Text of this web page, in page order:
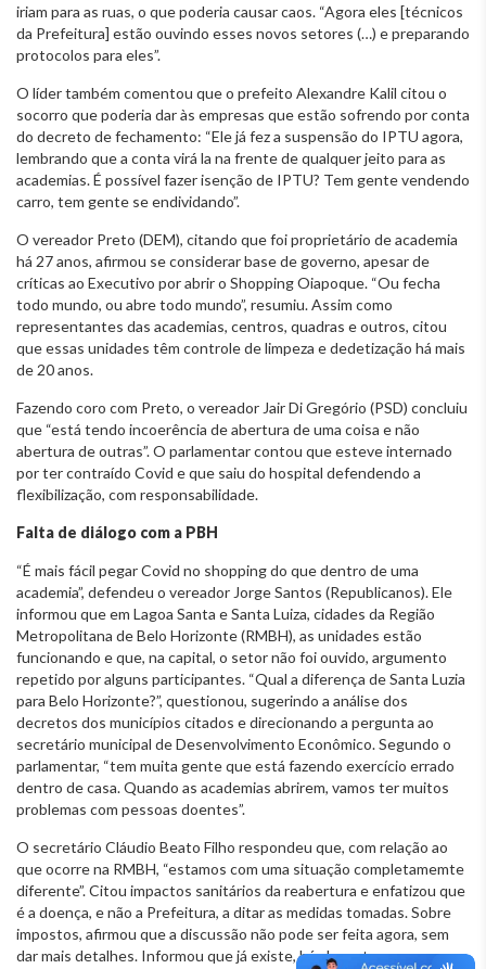
iriam para as ruas, o que poderia causar caos. “Agora eles [técnicos
da Prefeitura] estão ouvindo esses novos setores (…) e preparando
protocolos para eles”.
O líder também comentou que o prefeito Alexandre Kalil citou o
socorro que poderia dar às empresas que estão sofrendo por conta
do decreto de fechamento: “Ele já fez a suspensão do IPTU agora,
lembrando que a conta virá la na frente de qualquer jeito para as
academias. É possível fazer isenção de IPTU? Tem gente vendendo
carro, tem gente se endividando”.
O vereador Preto (DEM), citando que foi proprietário de academia
há 27 anos, afirmou se considerar base de governo, apesar de
críticas ao Executivo por abrir o Shopping Oiapoque. “Ou fecha
todo mundo, ou abre todo mundo”, resumiu. Assim como
representantes das academias, centros, quadras e outros, citou
que essas unidades têm controle de limpeza e dedetização há mais
de 20 anos.
Fazendo coro com Preto, o vereador Jair Di Gregório (PSD) concluiu
que “está tendo incoerência de abertura de uma coisa e não
abertura de outras”. O parlamentar contou que esteve internado
por ter contraído Covid e que saiu do hospital defendendo a
flexibilização, com responsabilidade.
Falta de diálogo com a PBH
“É mais fácil pegar Covid no shopping do que dentro de uma
academia”, defendeu o vereador Jorge Santos (Republicanos). Ele
informou que em Lagoa Santa e Santa Luiza, cidades da Região
Metropolitana de Belo Horizonte (RMBH), as unidades estão
funcionando e que, na capital, o setor não foi ouvido, argumento
repetido por alguns participantes. “Qual a diferença de Santa Luzia
para Belo Horizonte?”, questionou, sugerindo a análise dos
decretos dos municípios citados e direcionando a pergunta ao
secretário municipal de Desenvolvimento Econômico. Segundo o
parlamentar, “tem muita gente que está fazendo exercício errado
dentro de casa. Quando as academias abrirem, vamos ter muitos
problemas com pessoas doentes”.
O secretário Cláudio Beato Filho respondeu que, com relação ao
que ocorre na RMBH, “estamos com uma situação completamemte
diferente”. Citou impactos sanitários da reabertura e enfatizou que
é a doença, e não a Prefeitura, a ditar as medidas tomadas. Sobre
impostos, afirmou que a discussão não pode ser feita agora, sem
dar mais detalhes. Informou que já existe, há algum tempo, um